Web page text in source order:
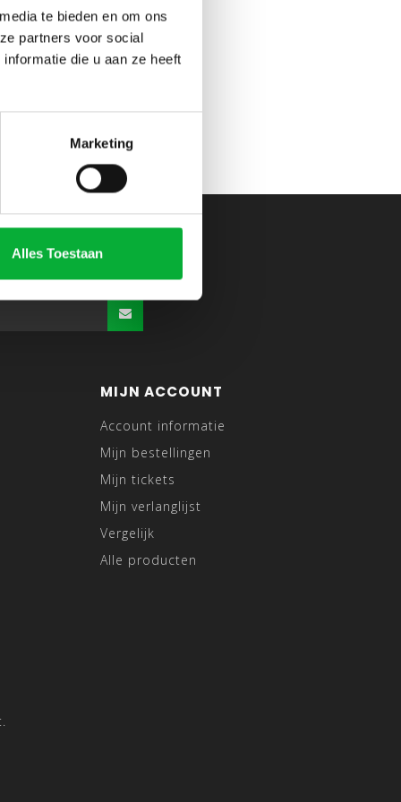
te bieden en om ons
partners voor social
die u aan ze heeft
Marketing
Alles Toestaan
MIJN ACCOUNT
Account informatie
Mijn bestellingen
Mijn tickets
Mijn verlanglijst
Vergelijk
Alle producten